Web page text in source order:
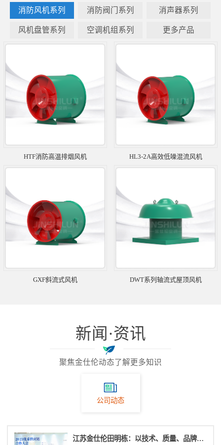
消防风机系列 消防阀门系列 消声器系列
风机盘管系列 空调机组系列 更多产品
HTF消防高温排烟风机 HL3-2A高效低噪混流风机
GXF斜流式风机 DWT系列轴流式屋顶风机
新闻·资讯
聚焦金仕伦动态了解更多知识
公司动态
江苏金仕伦田明栋：以技术、质量、品牌和产品力赋能央国企合作伙伴